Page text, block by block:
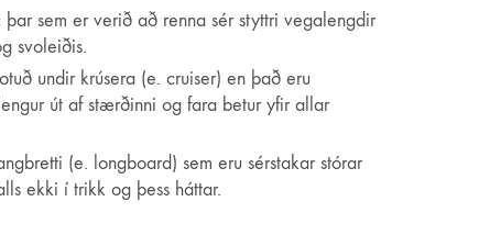
sem er verið að renna sér styttri vegalengdir
svoleiðis.
undir krúsera (e. cruiser) en það eru
út af stærðinni og fara betur yfir allar
(e. longboard) sem eru sérstakar stórar
ekki í trikk og þess háttar.